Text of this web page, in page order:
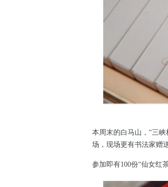
本周末的白马山，“三
场，现场更有书法家赠
参加即有100份“仙女红